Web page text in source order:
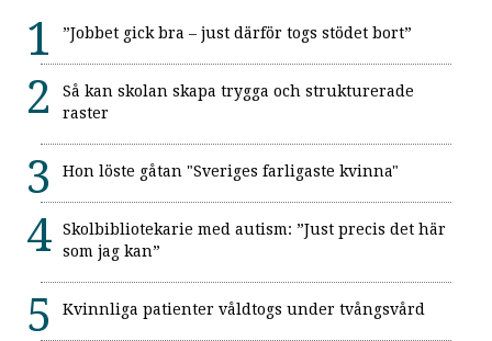
”Jobbet gick bra – just därför togs stödet bort”
Så kan skolan skapa trygga och strukturerade
raster
Hon löste gåtan "Sveriges farligaste kvinna"
Skolbibliotekarie med autism: ”Just precis det här
som jag kan”
Kvinnliga patienter våldtogs under tvångsvård